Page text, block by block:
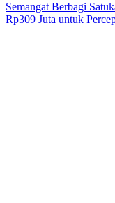
Semangat Berbagi
Rp309 Juta untuk